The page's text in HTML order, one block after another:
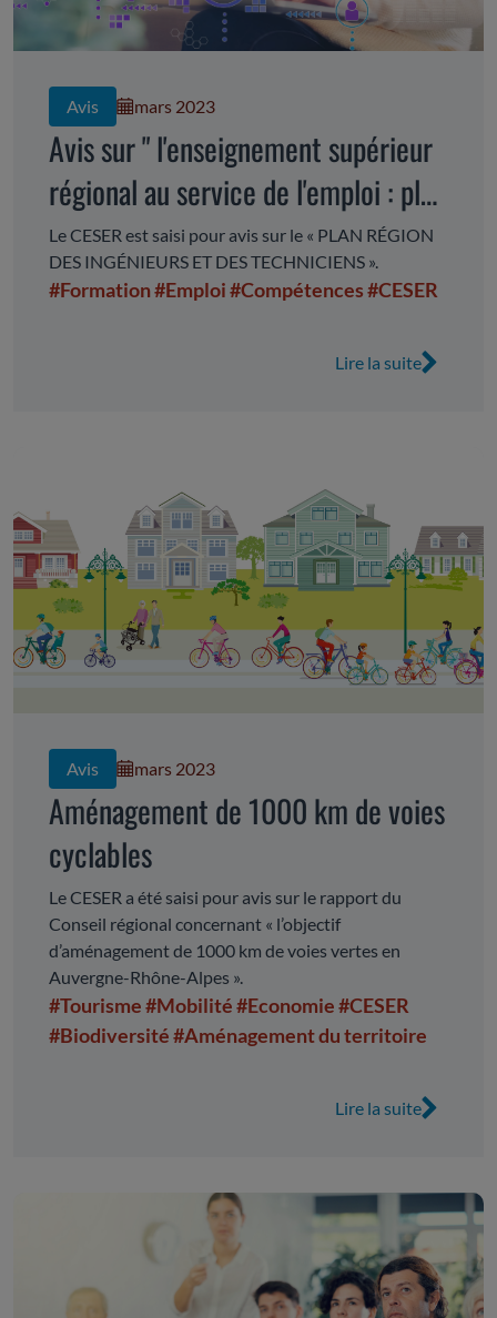
Avis mars 2023
Avis sur " l'enseignement supérieur
régional au service de l'emploi : plan
régional des ingénieurs et des
techniciens"
Le CESER est saisi pour avis sur le « PLAN RÉGION
DES INGÉNIEURS ET DES TECHNICIENS ».
#Formation#Emploi#Compétences#CESER
Lire la suite
Avis mars 2023
Aménagement de 1000 km de voies
cyclables
Le CESER a été saisi pour avis sur le rapport du
Conseil régional concernant « l’objectif
d’aménagement de 1000 km de voies vertes en
Auvergne-Rhône-Alpes ».
#Tourisme#Mobilité#Economie#CESER
#Biodiversité#Aménagement du territoire
Lire la suite